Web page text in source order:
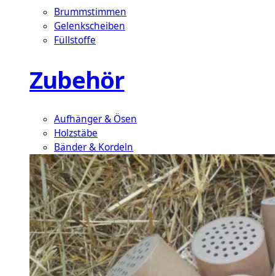
Brummstimmen
Gelenkscheiben
Füllstoffe
Zubehör
Aufhänger & Ösen
Holzstäbe
Bänder & Kordeln